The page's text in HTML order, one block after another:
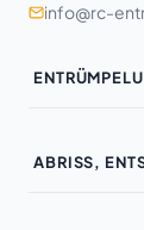
info@rc-
ABRISS,